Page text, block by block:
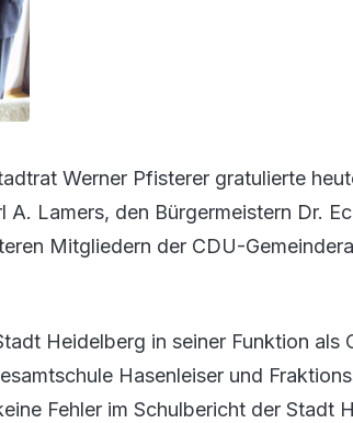
Werner Pfisterer gratulierte
Lamers, den Bürgermeistern Dr.
Mitgliedern der CDU-
Heidelberg in seiner Funktion als
Hasenleiser und
Fehler im Schulbericht der Stadt